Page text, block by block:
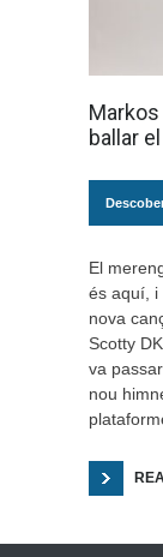
ballar
El
és aquí, i
nova
Scotty
va
nou